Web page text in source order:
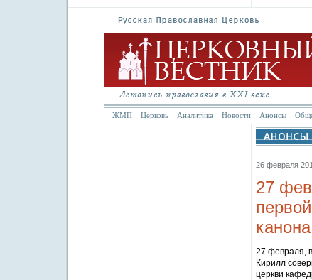
ЖМП Церковь Аналитика Новости Анонсы
26 февраля
27
27 февраля,
Кирилл
церкви